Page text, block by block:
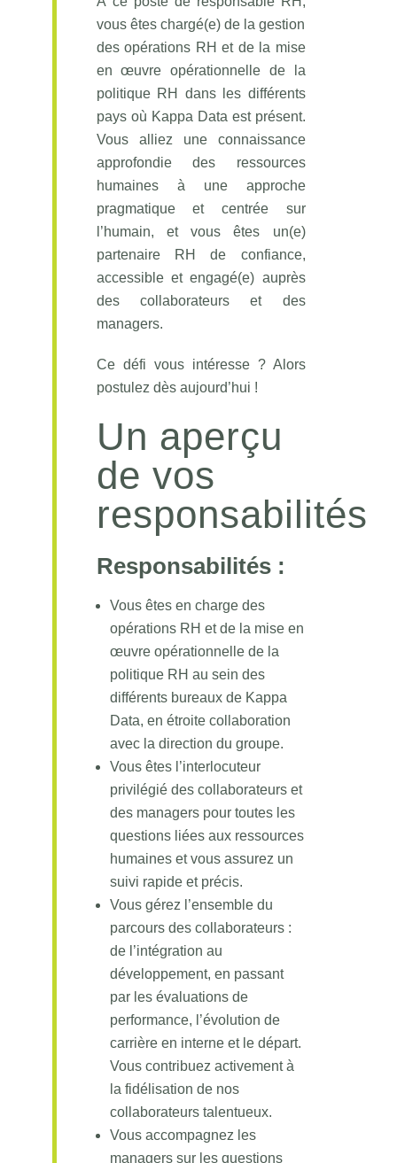
vous êtes chargé(e) de la gestion
des opérations RH et de la mise
en œuvre opérationnelle de la
politique RH dans les différents
pays où Kappa Data est présent.
Vous alliez une connaissance
approfondie des ressources
humaines à une approche
pragmatique et centrée sur
l’humain, et vous êtes un(e)
partenaire RH de confiance,
accessible et engagé(e) auprès
des collaborateurs et des
managers.
Ce défi vous intéresse ? Alors
postulez dès aujourd’hui !
Un aperçu
de vos
responsabilités
Responsabilités :
Vous êtes en charge des
opérations RH et de la mise en
œuvre opérationnelle de la
politique RH au sein des
différents bureaux de Kappa
Data, en étroite collaboration
avec la direction du groupe.
Vous êtes l’interlocuteur
privilégié des collaborateurs et
des managers pour toutes les
questions liées aux ressources
humaines et vous assurez un
suivi rapide et précis.
Vous gérez l’ensemble du
parcours des collaborateurs :
de l’intégration au
développement, en passant
par les évaluations de
performance, l’évolution de
carrière en interne et le départ.
Vous contribuez activement à
la fidélisation de nos
collaborateurs talentueux.
Vous accompagnez les
managers sur les questions